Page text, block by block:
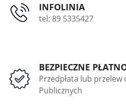
INFOLINIA
tel: 89 5335427
BEZPIECZNE
Przedpłata lub
Publicznych